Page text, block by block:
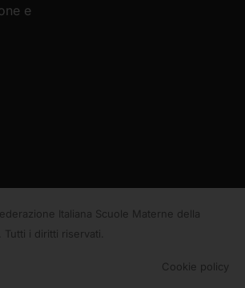
e
Italiana Scuole Materne della
Tutti i diritti riservati.
Cookie policy